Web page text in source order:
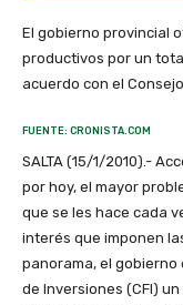
El gobierno provincial
productivos por un
acuerdo con el
FUENTE: CRONISTA.COM
SALTA (15/1/2010).-
por hoy, el mayor
que se les hace cada
interés que imponen
panorama, el gobierno
de Inversiones (CFI)